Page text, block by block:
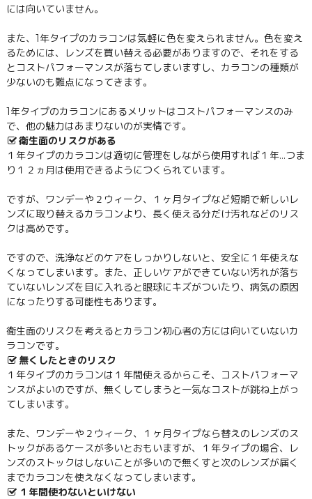
には向いていません。
また、1年タイプのカラコンは気軽に色を変えられません。色を変え
るためには、レンズを買い替える必要がありますので、それをする
とコストパフォーマンスが落ちてしまいますし、カラコンの種類が
少ないのも難点になってきます。
1年タイプのカラコンにあるメリットはコストパフォーマンスのみ
で、他の魅力はあまりないのが実情です。
衛生面のリスクがある
１年タイプのカラコンは適切に管理をしながら使用すれば１年…つま
り１２ヵ月は使用できるようにつくられています。
ですが、ワンデーや２ウィーク、１ヶ月タイプなど短期で新しいレ
ンズに取り替えるカラコンより、長く使える分だけ汚れなどのリス
クは高めです。
ですので、洗浄などのケアをしっかりしないと、安全に１年使えな
くなってしまいます。また、正しいケアができていない汚れが落ち
ていないレンズを目に入れると眼球にキズがついたり、病気の原因
になったりする可能性もあります。
衛生面のリスクを考えるとカラコン初心者の方には向いていないカ
ラコンです。
無くしたときのリスク
１年タイプのカラコンは１年間使えるからこそ、コストパフォーマ
ンスがよいのですが、無くしてしまうと一気なコストが跳ね上がっ
てしまいます。
また、ワンデーや２ウィーク、１ヶ月タイプなら替えのレンズのス
トックがあるケースが多いとおもいますが、１年タイプの場合、レ
ンズのストックはしないことが多いので無くすと次のレンズが届く
までカラコンを使えなくなってしまいます。
１年間使わないといけない